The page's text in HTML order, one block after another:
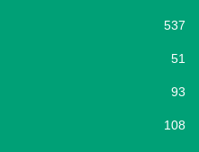
537
51
93
108